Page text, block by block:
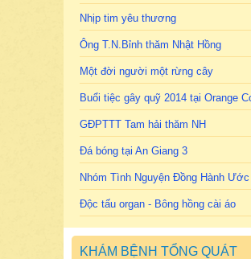
Nhịp tim yêu thương
Ông T.N.Bỉnh thăm Nhật Hồng
Một đời người một rừng cây
Buổi tiệc gây quỹ 2014 tại Orange
GĐPTTT Tam hải thăm NH
Đá bóng tại An Giang 3
Nhóm Tình Nguyện Đồng Hành
Độc tấu organ - Bông hồng cài áo
KHÁM BỆNH TỔNG QUÁT